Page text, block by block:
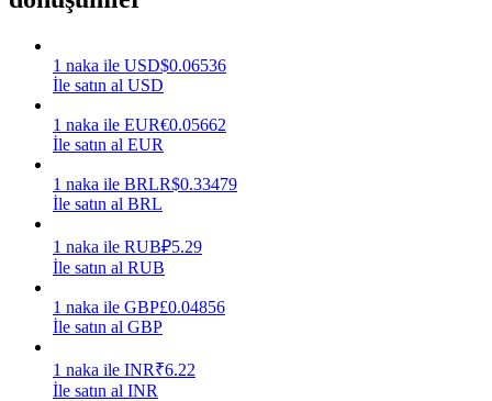
Power Piggy
1 naka ile USD$0.06536
İle satın al USD
1 naka ile EUR€0.05662
İle satın al EUR
1 naka ile BRLR$0.33479
İle satın al BRL
1 naka ile RUB₽5.29
İle satın al RUB
1 naka ile GBP£0.04856
İle satın al GBP
1 naka ile INR₹6.22
İle satın al INR